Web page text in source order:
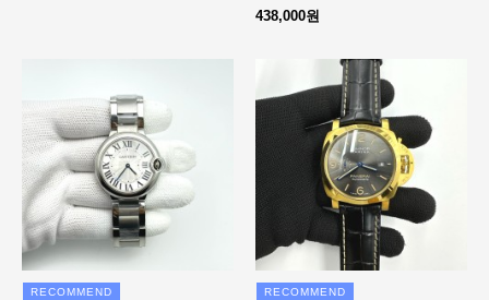
438,000원
RECOMMEND RECOMMEND